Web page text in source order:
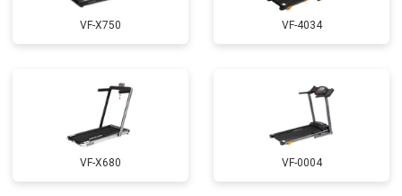
VF-X750 VF-4034
VF-X680 VF-0004